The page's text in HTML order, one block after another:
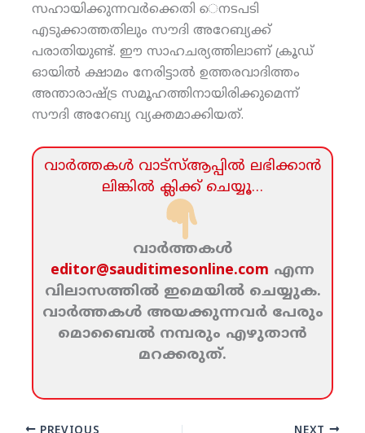
സഹായിക്കുന്നവര്‍ക്കെതി െനടപടി
എടുക്കാത്തതിലും സൗദി അറേബ്യക്ക്
പരാതിയുണ്ട്. ഈ സാഹചര്യത്തിലാണ് ക്രൂഡ്
ഓയില്‍ ക്ഷാമം നേരിട്ടാല്‍ ഉത്തരവാദിത്തം
അന്താരാഷ്ട്ര സമൂഹത്തിനായിരിക്കുമെന്ന്
സൗദി അറേബ്യ വ്യക്തമാക്കിയത്.
വാര്‍ത്തകള്‍ വാട്‌സ്‌ആപ്പില്‍ ലഭിക്കാന്‍
ലിങ്കില്‍ ക്ലിക്ക്‌ ചെയ്യൂ…
വാര്‍ത്തകള്‍
editor@sauditimesonline.com എന്ന
വിലാസത്തില്‍ ഇമെയില്‍ ചെയ്യുക.
വാര്‍ത്തകള്‍ അയക്കുന്നവര്‍ പേരും
മൊബൈല്‍ നമ്പരും എഴുതാന്‍
മറക്കരുത്‌.